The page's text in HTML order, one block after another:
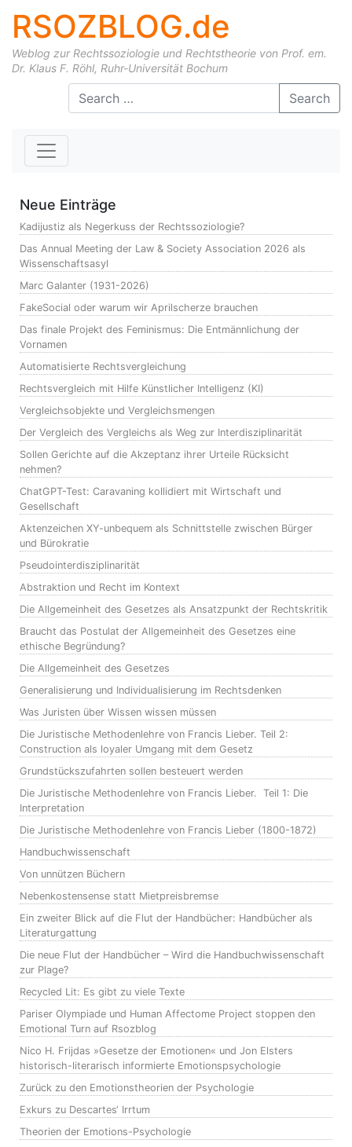
RSOZBLOG.de
Weblog zur Rechtssoziologie und Rechtstheorie von Prof. em.
Dr. Klaus F. Röhl, Ruhr-Universität Bochum
Skip to content Search
Neue Einträge
Kadijustiz als Negerkuss der Rechtssoziologie?
Das Annual Meeting der Law & Society Association 2026 als
Wissenschaftsasyl
Marc Galanter (1931-2026)
FakeSocial oder warum wir Aprilscherze brauchen
Das finale Projekt des Feminismus: Die Entmännlichung der
Vornamen
Automatisierte Rechtsvergleichung
Rechtsvergleich mit Hilfe Künstlicher Intelligenz (KI)
Vergleichsobjekte und Vergleichsmengen
Der Vergleich des Vergleichs als Weg zur Interdisziplinarität
Sollen Gerichte auf die Akzeptanz ihrer Urteile Rücksicht
nehmen?
ChatGPT-Test: Caravaning kollidiert mit Wirtschaft und
Gesellschaft
Aktenzeichen XY-unbequem als Schnittstelle zwischen Bürger
und Bürokratie
Pseudointerdisziplinarität
Abstraktion und Recht im Kontext
Die Allgemeinheit des Gesetzes als Ansatzpunkt der Rechtskritik
Braucht das Postulat der Allgemeinheit des Gesetzes eine
ethische Begründung?
Die Allgemeinheit des Gesetzes
Generalisierung und Individualisierung im Rechtsdenken
Was Juristen über Wissen wissen müssen
Die Juristische Methodenlehre von Francis Lieber. Teil 2:
Construction als loyaler Umgang mit dem Gesetz
Grundstückszufahrten sollen besteuert werden
Die Juristische Methodenlehre von Francis Lieber. Teil 1: Die
Interpretation
Die Juristische Methodenlehre von Francis Lieber (1800-1872)
Handbuchwissenschaft
Von unnützen Büchern
Nebenkostensense statt Mietpreisbremse
Ein zweiter Blick auf die Flut der Handbücher: Handbücher als
Literaturgattung
Die neue Flut der Handbücher – Wird die Handbuchwissenschaft
zur Plage?
Recycled Lit: Es gibt zu viele Texte
Pariser Olympiade und Human Affectome Project stoppen den
Emotional Turn auf Rsozblog
Nico H. Frijdas »Gesetze der Emotionen« und Jon Elsters
historisch-literarisch informierte Emotionspsychologie
Zurück zu den Emotionstheorien der Psychologie
Exkurs zu Descartes‘ Irrtum
Theorien der Emotions-Psychologie